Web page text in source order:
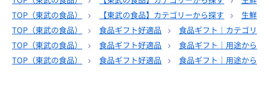
TOP（東武の食品） 【東武の食品】カテゴリーから探す
生鮮食
TOP（東武の食品） 食品ギフト好適品
食品ギフト｜カテゴリー
TOP（東武の食品） 食品ギフト好適品
食品ギフト｜用途から選
TOP（東武の食品） 食品ギフト好適品 食品ギフト｜用途から選